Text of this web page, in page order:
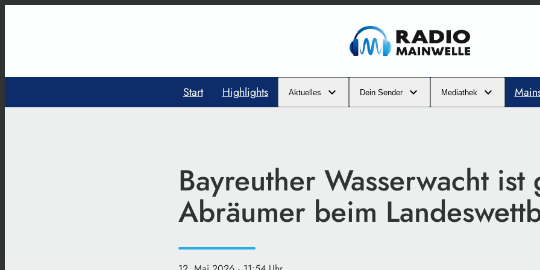
Start Highlights Aktuelles Dein Sender Mediathek
Bayreuther Wasserwacht
Abräumer beim